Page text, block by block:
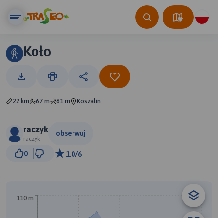
Koło
22 km 67 m 61 m Koszalin
raczyk
raczyk
obserwuj
0 1.0/6
110 m